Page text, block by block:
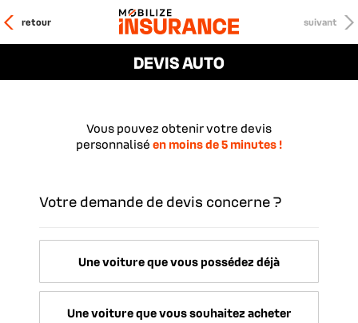
retour suivant
DEVISAUTO
Vous pouvez obtenir votre devis
personnalisé en moins de 5 minutes !
Votre demande de devis concerne ?
Une voiture que vous possédez déjà
Une voiture que vous souhaitez acheter